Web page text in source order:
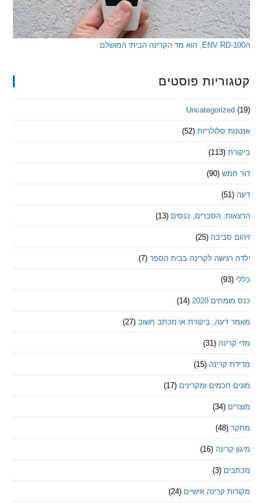
פוסטים
סלולריות (52)
(90)
הסברים, כנסים (13)
סביבה (25)
לקרינה בבית הספר (7)
2020
(14)
ביקורת או מכתב חשוב (27)
(31)
קרינה (15)
חכמים ומקרינים (17)
(16)
קרינה אישיים (24)